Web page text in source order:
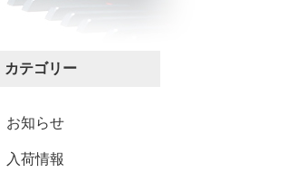
カテゴリー
お知らせ
入荷情報